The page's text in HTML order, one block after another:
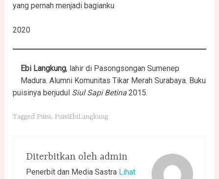
yang pernah menjadi bagianku
2020
Ebi Langkung, lahir di Pasongsongan Sumenep
Madura. Alumni Komunitas Tikar Merah Surabaya. Buku
puisinya berjudul Siul Sapi Betina2015.
Tagged Puisi, PuisiEbiLangkung
Diterbitkan oleh admin
Penerbit dan Media Sastra Lihat